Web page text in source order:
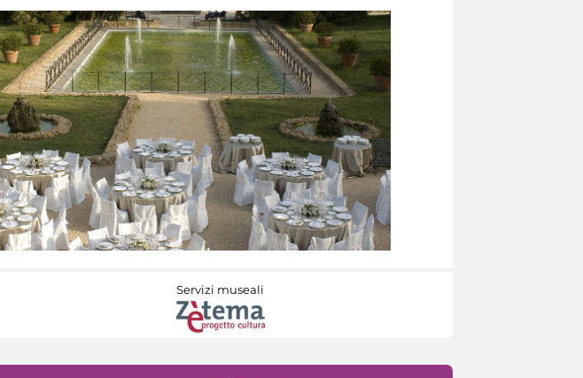
Servizi museali